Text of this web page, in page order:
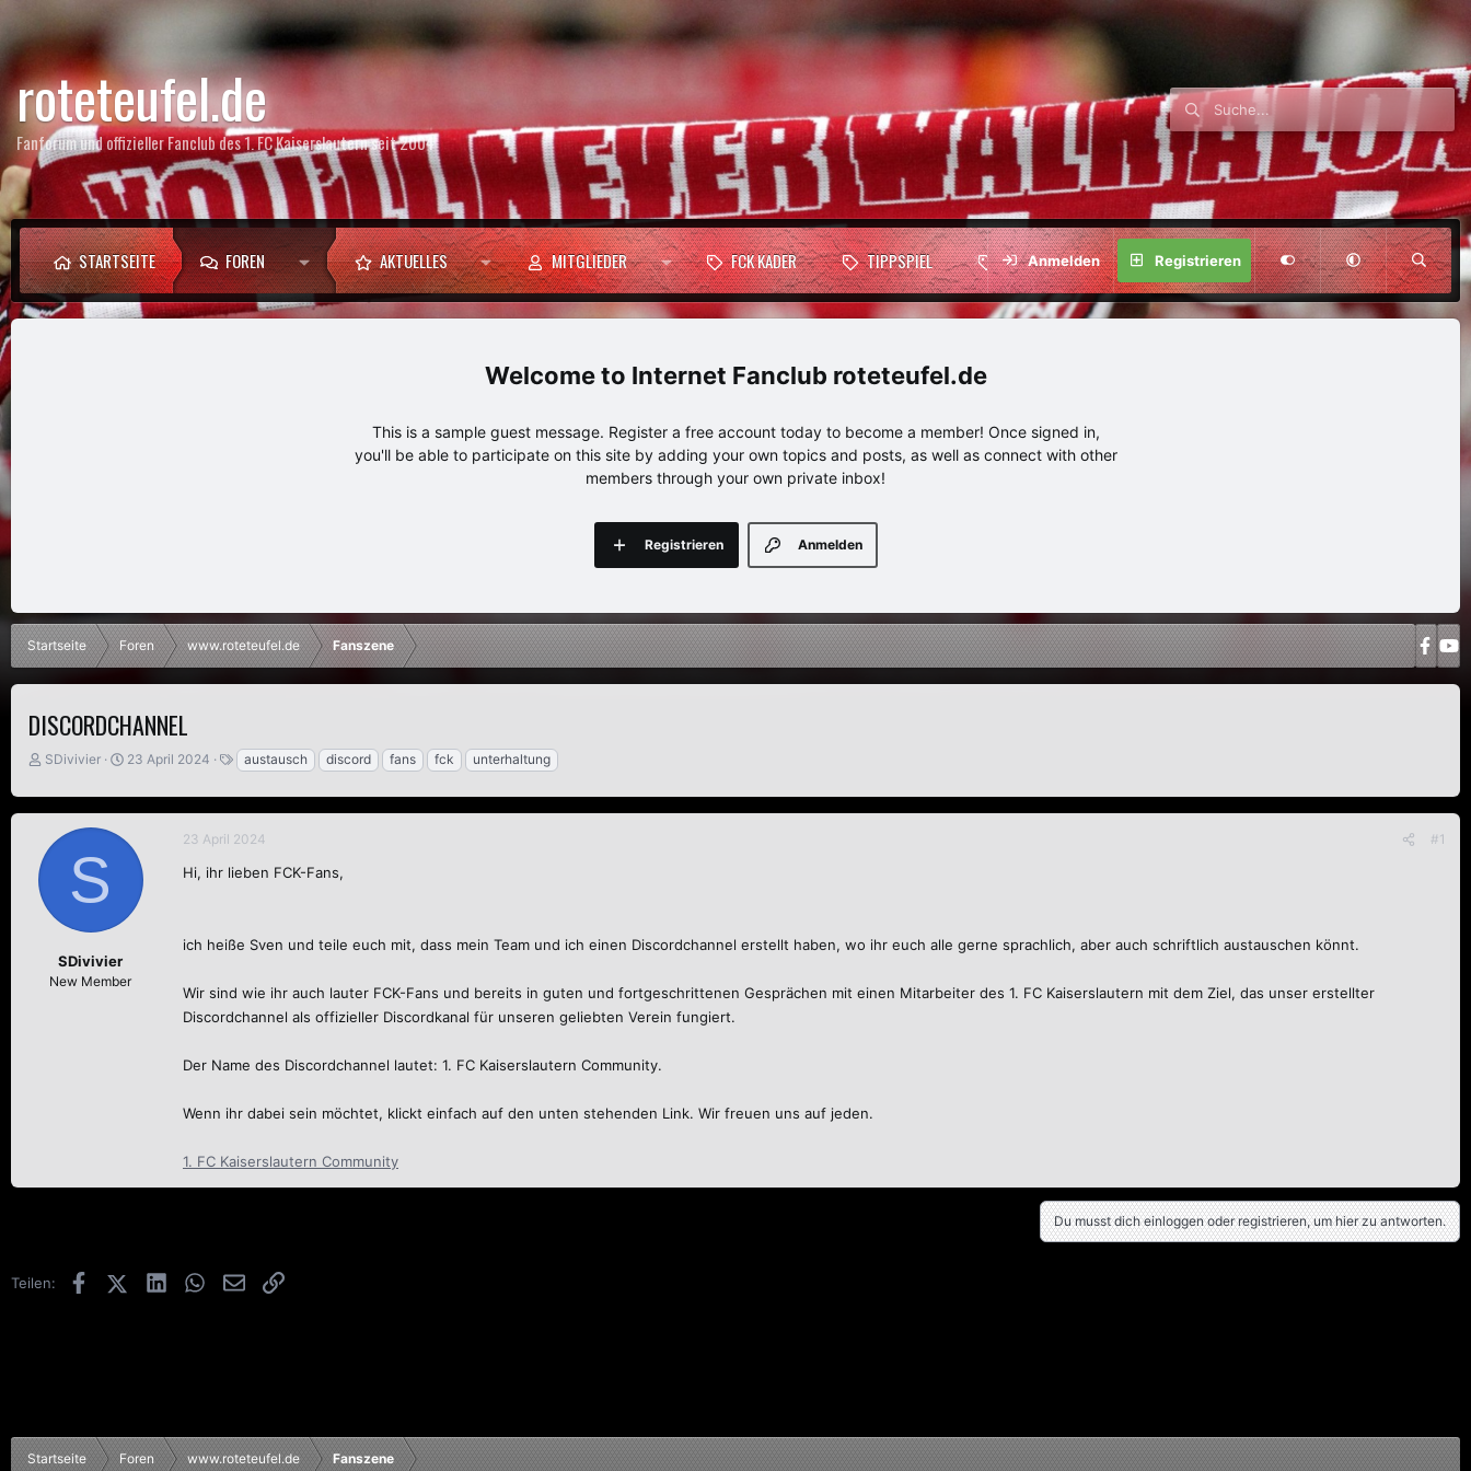
roteteufel.de
Fanforum und offizieller Fanclub des 1. FC Kaiserslautern seit 2004
STARTSEITE FOREN AKTUELLES MITGLIEDER FCK KADER TIPPSPIEL SPENDEAnmelden Registrieren
Internet Fanclub roteteufel.de
This is a sample guest message. Register a free account today to become a member! Once signed in,
you'll be able to participate on this site by adding your own topics and posts, as well as connect with other
members through your own private inbox!
Anmelden
Registrieren
Startseite Foren www.roteteufel.de Fanszene
DISCORDCHANNEL
E
s
t
l
r
SDivivier
E
s
t
a
23 April 2024
S
c
h
l
a
w
e
austausch discord fans fck unterhaltung
S
SDivivier
New Member
23 April 2024 #1
Hi, ihr lieben FCK-Fans,
ich heiße Sven und teile euch mit, dass mein Team und ich einen Discordchannel erstellt haben, wo ihr euch alle gerne sprachlich, aber auch schriftlich austauschen könnt.
Wir sind wie ihr auch lauter FCK-Fans und bereits in guten und fortgeschrittenen Gesprächen mit einen Mitarbeiter des 1. FC Kaiserslautern mit dem Ziel, das unser erstellter
Discordchannel als offizieller Discordkanal für unseren geliebten Verein fungiert.
Der Name des Discordchannel lautet: 1. FC Kaiserslautern Community.
Wenn ihr dabei sein möchtet, klickt einfach auf den unten stehenden Link. Wir freuen uns auf jeden.
1. FC Kaiserslautern Community
Du musst dich einloggen oder registrieren, um hier zu antworten.
Teilen: FacebookX (Twitter)
LinkedInWhatsApp
E-MailLink
Startseite Foren www.roteteufel.de Fanszene